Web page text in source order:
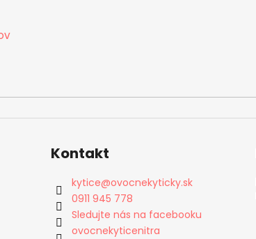
Kontakt
kytice@ovocnekyticky.sk
0911 945 778
Sledujte nás na facebooku
ovocnekyticenitra